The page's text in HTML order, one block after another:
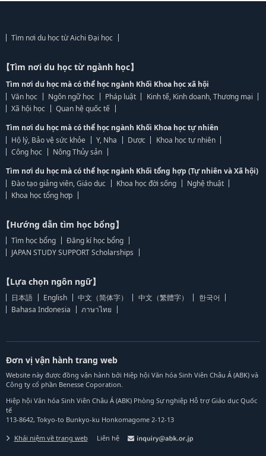
Tìm nơi du học từ Aichi Đại học
【Tìm nơi du học từ ngành học】
Tìm nơi du học mà có thể học ngành Khối Khoa học xã hội
Văn học
Ngôn ngữ học Pháp luật
Kinh tế, Kinh doanh, Thương mại
Xã hội học
Quan hệ quốc tế
Tìm nơi du học mà có thể học ngành Khối Khoa học tự nhiên
Hộ lý, Bảo vệ sức khỏe
Y, Nha Dược
Khoa học tự nhiên
Công học
Nông Thủy sản
Tìm nơi du học mà có thể học ngành Khối tổng hợp (Tự nhiên và Xã hội)
Đào tạo giảng viên, Giáo dục
Khoa học đời sống
Nghệ thuật
Khoa học tổng hợp
【Hướng dẫn tìm học bổng】
Tìm học bổng
Đăng kí học bổng
JAPAN STUDY SUPPORT Scholarships
【Lựa chọn ngôn ngữ】
日本語 English 中文（简体字） 中文（繁體字）
한국어
Bahasa Indonesia
ภาษาไทย
Đơn vị vận hành trang web
Website này được đồng vận hành bởi Hiệp hội Văn hóa Sinh Viên Châu Á (ABK) và
Công ty cổ phần Benesse Coporation.
Hiệp hội Văn hóa Sinh Viên Châu Á (ABK) Phòng Sự nghiệp Hỗ trợ Giáo dục Quốc
tế
113-8642, Tokyo-to Bunkyo-ku Honkomagome 2-12-13
Khái niệm về trang web Liên hệ